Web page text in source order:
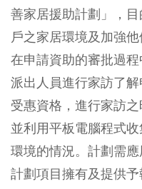
善家居援助計劃」，
戶之家居環境及加強
在申請資助的審批過
派出人員進行家訪了
受惠資格，進行家訪
並利用平板電腦程式
環境的情況。計劃需
計劃項目擁有及提供